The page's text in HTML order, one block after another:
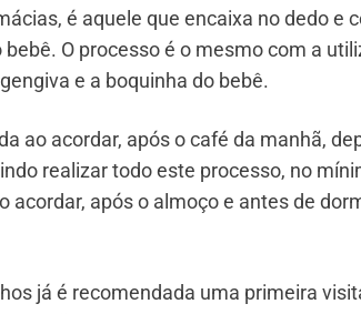
é aquele que encaixa no dedo e
O processo é o mesmo com a
e a boquinha do bebê.
ao acordar, após o café da manhã,
realizar todo este processo, no
acordar, após o almoço e antes de
já é recomendada uma primeira